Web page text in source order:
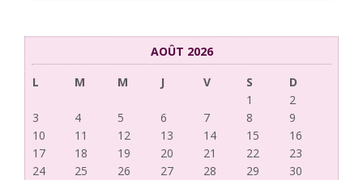
AOÛT 2026
L
M M J V S
D
1
2
3
4 5 6 7 8
9
10
11 12 13 14 15
16
17
18 19 20 21 22
23
24
25 26 27 28 29
30